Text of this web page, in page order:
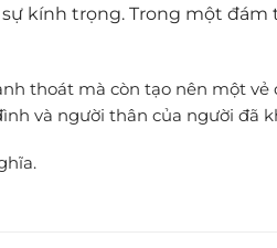
kính trọng. Trong một đám
thoát mà còn tạo nên một
và người thân của người đã